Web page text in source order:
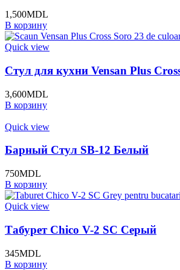
1,500MDL
В корзину
Quick view
Стул для кухни Vensan Plus
3,600MDL
В корзину
Quick view
Барный Стул SB-12 Белый
750MDL
В корзину
Quick view
Табурет Chico V-2 SC Серый
345MDL
В корзину